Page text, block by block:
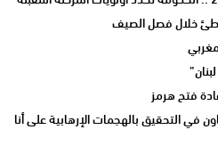
خلال فصل الصيف
فتح هرمز
في التحقيق بالهجمات الإرهابية على